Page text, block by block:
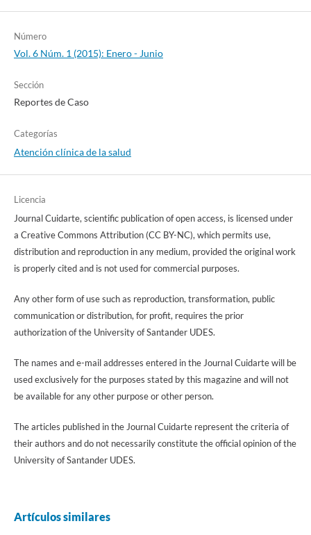
Número
Vol. 6 Núm. 1 (2015): Enero - Junio
Sección
Reportes de Caso
Categorías
Atención clínica de la salud
Licencia
Journal Cuidarte, scientific publication of open access, is licensed under
a Creative Commons Attribution (CC BY-NC), which permits use,
distribution and reproduction in any medium, provided the original work
is properly cited and is not used for commercial purposes.
Any other form of use such as reproduction, transformation, public
communication or distribution, for profit, requires the prior
authorization of the University of Santander UDES.
The names and e-mail addresses entered in the Journal Cuidarte will be
used exclusively for the purposes stated by this magazine and will not
be available for any other purpose or other person.
The articles published in the Journal Cuidarte represent the criteria of
their authors and do not necessarily constitute the official opinion of the
University of Santander UDES.
Artículos similares